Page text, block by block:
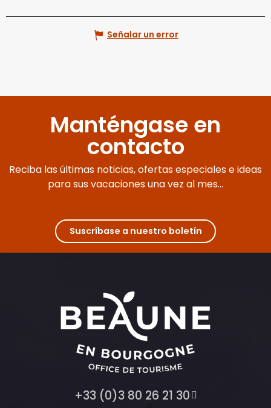
Señalar un error
Manténgase en
contacto
Reciba las últimas noticias, ofertas especiales e ideas
para sus vacaciones una vez al mes...
Suscríbase a nuestro boletín
+33 (0)3 80 26 21 30